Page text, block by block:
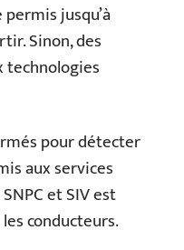
jusqu’à
Sinon, des
technologies
pour détecter
aux services
et SIV est
conducteurs.